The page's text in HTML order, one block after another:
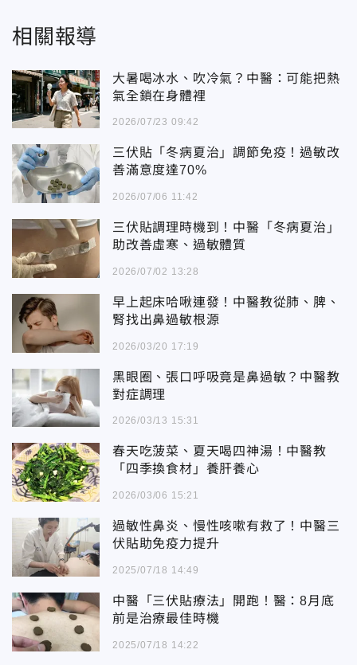
相關報導
大暑喝冰水、吹冷氣？中醫：可能把熱
氣全鎖在身體裡
2026/07/23 09:42
三伏貼「冬病夏治」調節免疫！過敏改
善滿意度達70%
2026/07/06 11:42
三伏貼調理時機到！中醫「冬病夏治」
助改善虛寒、過敏體質
2026/07/02 13:28
早上起床哈啾連發！中醫教從肺、脾、
腎找出鼻過敏根源
2026/03/20 17:19
黑眼圈、張口呼吸竟是鼻過敏？中醫教
對症調理
2026/03/13 15:31
春天吃菠菜、夏天喝四神湯！中醫教
「四季換食材」養肝養心
2026/03/06 15:21
過敏性鼻炎、慢性咳嗽有救了！中醫三
伏貼助免疫力提升
2025/07/18 14:49
中醫「三伏貼療法」開跑！醫：8月底
前是治療最佳時機
2025/07/18 14:22